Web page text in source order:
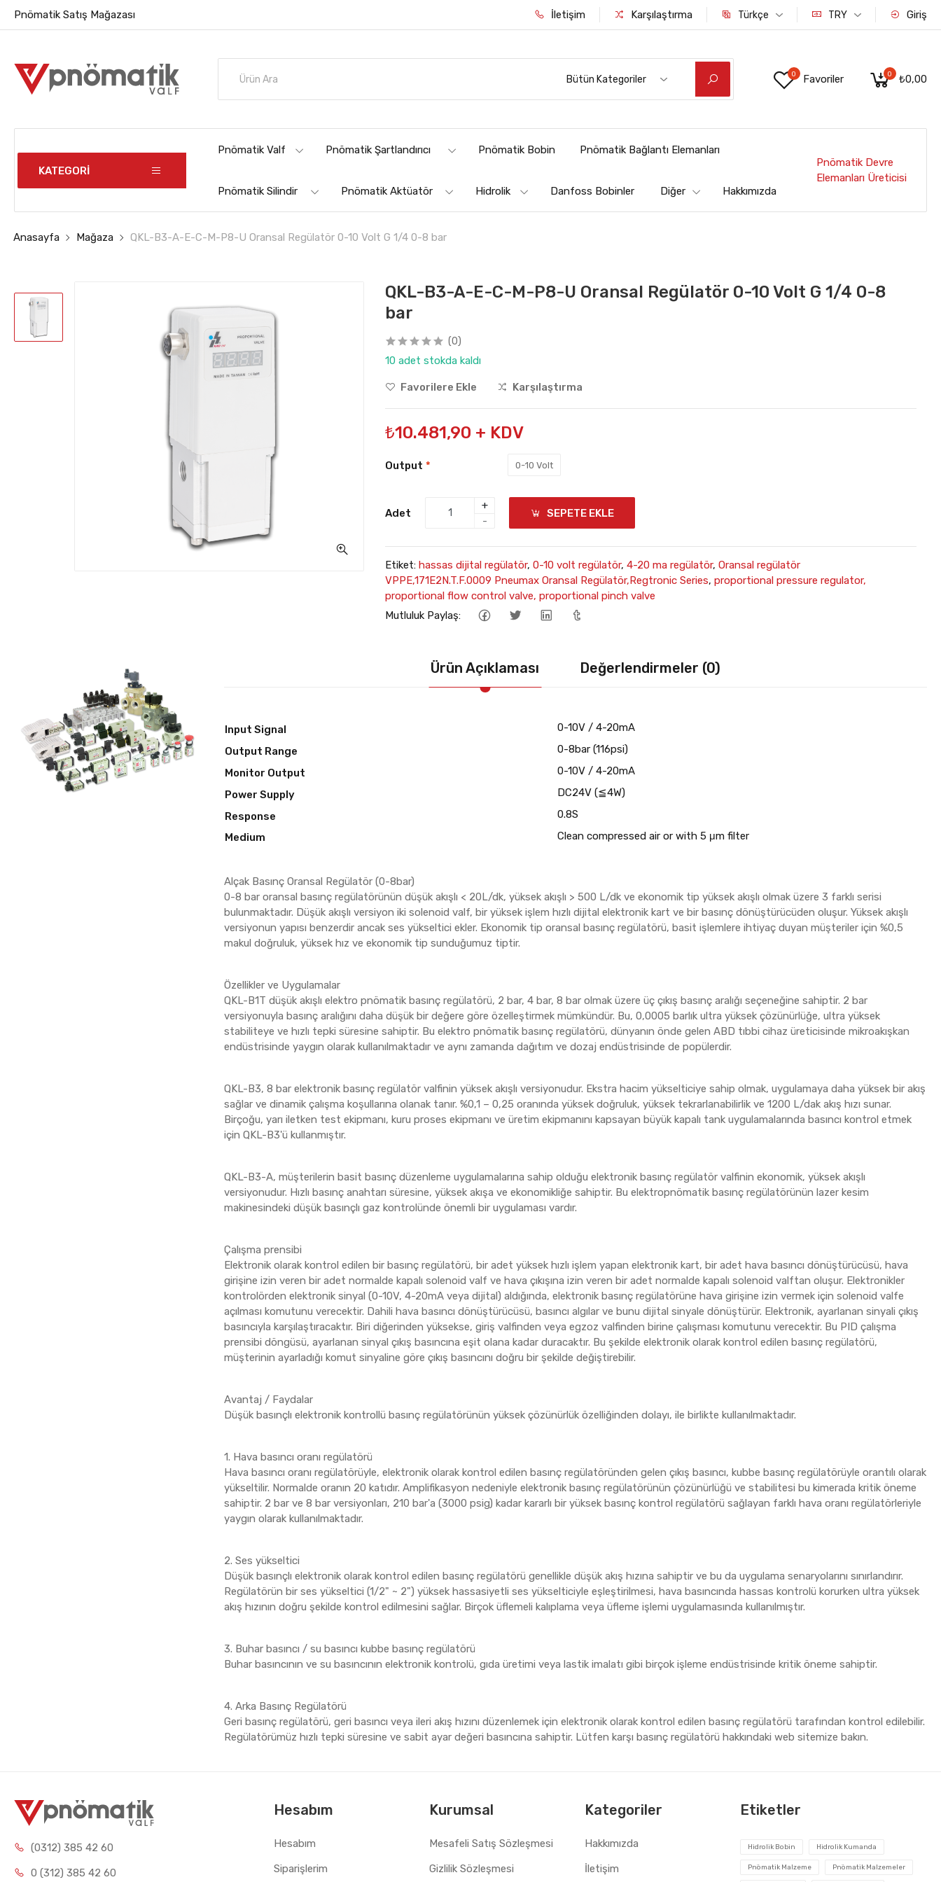
Pnömatik Satış Mağazası İletişim Karşılaştırma Türkçe TRY Giriş
Bütün Kategoriler 0 Favoriler 0 ₺0,00
KATEGORİ
Pnömatik Valf Pnömatik Şartlandırıcı Pnömatik Bobin Pnömatik Bağlantı Elemanları
Pnömatik Silindir Pnömatik Aktüatör Hidrolik Danfoss Bobinler Diğer Hakkımızda
Pnömatik Devre
Elemanları Üreticisi
Anasayfa Mağaza QKL-B3-A-E-C-M-P8-U Oransal Regülatör 0-10 Volt G 1/4 0-8 bar
QKL-B3-A-E-C-M-P8-U Oransal Regülatör 0-10 Volt G 1/4 0-8
bar
(0)
10 adet stokda kaldı
Favorilere Ekle Karşılaştırma
₺10.481,90 + KDV
Output * 0-10 Volt
Adet
+
-
SEPETE EKLE
Etiket: hassas dijital regülatör,0-10 volt regülatör,4-20 ma regülatör,Oransal regülatör
VPPE,171E2N.T.F.0009 Pneumax Oransal Regülatör,Regtronic Series,proportional pressure regulator,
proportional flow control valve, proportional pinch valve
Mutluluk Paylaş:
Ürün Açıklaması Değerlendirmeler (0)
Input Signal
0-10V / 4-20mA
Output Range
0-8bar (116psi)
Monitor Output
0-10V / 4-20mA
Power Supply
DC24V (≦4W)
Response
0.8S
Medium
Clean compressed air or with 5 μm filter
Alçak Basınç Oransal Regülatör (0-8bar)
0-8 bar oransal basınç regülatörünün düşük akışlı < 20L/dk, yüksek akışlı > 500 L/dk ve ekonomik tip yüksek akışlı olmak üzere 3 farklı serisi
bulunmaktadır. Düşük akışlı versiyon iki solenoid valf, bir yüksek işlem hızlı dijital elektronik kart ve bir basınç dönüştürücüden oluşur. Yüksek akışlı
versiyonun yapısı benzerdir ancak ses yükseltici ekler. Ekonomik tip oransal basınç regülatörü, basit işlemlere ihtiyaç duyan müşteriler için %0,5
makul doğruluk, yüksek hız ve ekonomik tip sunduğumuz tiptir.
Özellikler ve Uygulamalar
QKL-B1T düşük akışlı elektro pnömatik basınç regülatörü, 2 bar, 4 bar, 8 bar olmak üzere üç çıkış basınç aralığı seçeneğine sahiptir. 2 bar
versiyonuyla basınç aralığını daha düşük bir değere göre özelleştirmek mümkündür. Bu, 0,0005 barlık ultra yüksek çözünürlüğe, ultra yüksek
stabiliteye ve hızlı tepki süresine sahiptir. Bu elektro pnömatik basınç regülatörü, dünyanın önde gelen ABD tıbbi cihaz üreticisinde mikroakışkan
endüstrisinde yaygın olarak kullanılmaktadır ve aynı zamanda dağıtım ve dozaj endüstrisinde de popülerdir.
QKL-B3, 8 bar elektronik basınç regülatör valfinin yüksek akışlı versiyonudur. Ekstra hacim yükselticiye sahip olmak, uygulamaya daha yüksek bir akış
sağlar ve dinamik çalışma koşullarına olanak tanır. %0,1 – 0,25 oranında yüksek doğruluk, yüksek tekrarlanabilirlik ve 1200 L/dak akış hızı sunar.
Birçoğu, yarı iletken test ekipmanı, kuru proses ekipmanı ve üretim ekipmanını kapsayan büyük kapalı tank uygulamalarında basıncı kontrol etmek
için QKL-B3'ü kullanmıştır.
QKL-B3-A, müşterilerin basit basınç düzenleme uygulamalarına sahip olduğu elektronik basınç regülatör valfinin ekonomik, yüksek akışlı
versiyonudur. Hızlı basınç anahtarı süresine, yüksek akışa ve ekonomikliğe sahiptir. Bu elektropnömatik basınç regülatörünün lazer kesim
makinesindeki düşük basınçlı gaz kontrolünde önemli bir uygulaması vardır.
Çalışma prensibi
Elektronik olarak kontrol edilen bir basınç regülatörü, bir adet yüksek hızlı işlem yapan elektronik kart, bir adet hava basıncı dönüştürücüsü, hava
girişine izin veren bir adet normalde kapalı solenoid valf ve hava çıkışına izin veren bir adet normalde kapalı solenoid valftan oluşur. Elektronikler
kontrolörden elektronik sinyal (0-10V, 4-20mA veya dijital) aldığında, elektronik basınç regülatörüne hava girişine izin vermek için solenoid valfe
açılması komutunu verecektir. Dahili hava basıncı dönüştürücüsü, basıncı algılar ve bunu dijital sinyale dönüştürür. Elektronik, ayarlanan sinyali çıkış
basıncıyla karşılaştıracaktır. Biri diğerinden yüksekse, giriş valfinden veya egzoz valfinden birine çalışması komutunu verecektir. Bu PID çalışma
prensibi döngüsü, ayarlanan sinyal çıkış basıncına eşit olana kadar duracaktır. Bu şekilde elektronik olarak kontrol edilen basınç regülatörü,
müşterinin ayarladığı komut sinyaline göre çıkış basıncını doğru bir şekilde değiştirebilir.
Avantaj / Faydalar
Düşük basınçlı elektronik kontrollü basınç regülatörünün yüksek çözünürlük özelliğinden dolayı, ile birlikte kullanılmaktadır.
1. Hava basıncı oranı regülatörü
Hava basıncı oranı regülatörüyle, elektronik olarak kontrol edilen basınç regülatöründen gelen çıkış basıncı, kubbe basınç regülatörüyle orantılı olarak
yükseltilir. Normalde oranın 20 katıdır. Amplifikasyon nedeniyle elektronik basınç regülatörünün çözünürlüğü ve stabilitesi bu kimerada kritik öneme
sahiptir. 2 bar ve 8 bar versiyonları, 210 bar'a (3000 psig) kadar kararlı bir yüksek basınç kontrol regülatörü sağlayan farklı hava oranı regülatörleriyle
yaygın olarak kullanılmaktadır.
2. Ses yükseltici
Düşük basınçlı elektronik olarak kontrol edilen basınç regülatörü genellikle düşük akış hızına sahiptir ve bu da uygulama senaryolarını sınırlandırır.
Regülatörün bir ses yükseltici (1/2" ~ 2") yüksek hassasiyetli ses yükselticiyle eşleştirilmesi, hava basıncında hassas kontrolü korurken ultra yüksek
akış hızının doğru şekilde kontrol edilmesini sağlar. Birçok üflemeli kalıplama veya üfleme işlemi uygulamasında kullanılmıştır.
3. Buhar basıncı / su basıncı kubbe basınç regülatörü
Buhar basıncının ve su basıncının elektronik kontrolü, gıda üretimi veya lastik imalatı gibi birçok işleme endüstrisinde kritik öneme sahiptir.
4. Arka Basınç Regülatörü
Geri basınç regülatörü, geri basıncı veya ileri akış hızını düzenlemek için elektronik olarak kontrol edilen basınç regülatörü tarafından kontrol edilebilir.
Regülatörümüz hızlı tepki süresine ve sabit ayar değeri basıncına sahiptir. Lütfen karşı basınç regülatörü hakkındaki web sitemize bakın.
(0312) 385 42 60
0 (312) 385 42 60
Hesabım
Hesabım
Siparişlerim
Kurumsal
Mesafeli Satış Sözleşmesi
Gizlilik Sözleşmesi
Kategoriler
Hakkımızda
İletişim
Etiketler
Hidrolik Bobin Hidrolik Kumanda
Pnömatik Malzeme Pnömatik Malzemeler